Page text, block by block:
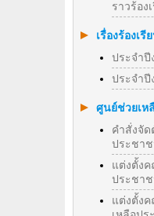
ราวร้อง
เรื่องร้องเ
ประจำ
ประจำ
ศูนย์ช่วยเห
คำสั่งจัด
ประชา
แต่งตั้ง
ประชา
แต่งตั้ง